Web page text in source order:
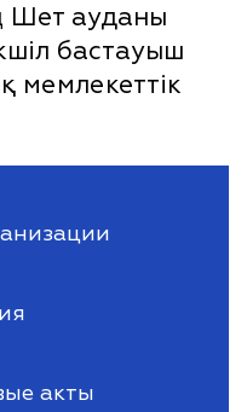
Шет ауданы
бастауыш
мемлекеттік
акты